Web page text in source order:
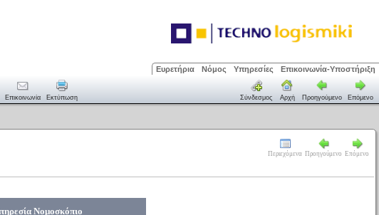
Ευρετήρια Νόμος Υπηρεσίες Επικοινωνία-Υποστήριξη
Επικοινωνία Εκτύπωση Σύνδεσμος Αρχή Προηγούμενο Επόμενο